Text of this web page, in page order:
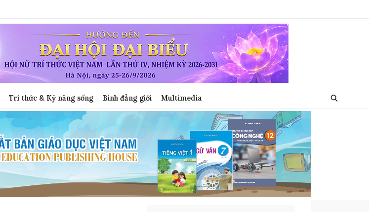
Tri thức & Kỹ năng sống Bình đẳng giới Multimedia